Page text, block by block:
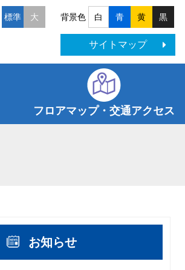
標準 大 背景色 白 青 黄 黒
サイトマップ
フロアマップ・交通アクセス
お知らせ